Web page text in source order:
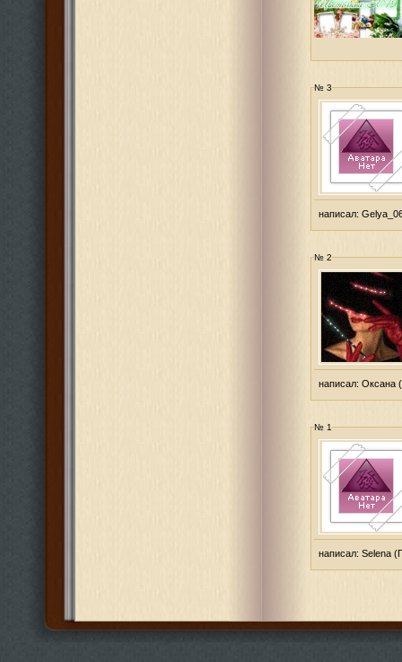
№ 3
написал:
№ 2
написал: Оксана
№ 1
написал: Selena